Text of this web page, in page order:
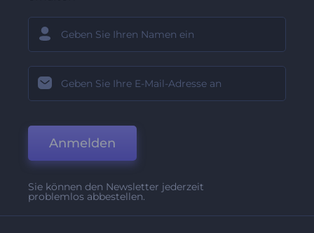
Anmelden
Sie können den Newsletter jederzeit
problemlos abbestellen.